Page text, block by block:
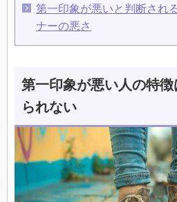
第一印象が悪いと判断され
ナーの悪さ
第一印象が悪い人の特
られない